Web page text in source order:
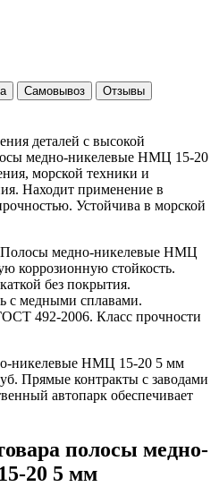
Самовывоз
Отзывы
деталей с высокой
медно-никелевые НМЦ 15-20
морской техники и
Находит применение в
Устойчива в морской
Полосы медно-никелевые НМЦ
коррозионную стойкость.
без покрытия.
с медными сплавами.
492-2006. Класс прочности
никелевые НМЦ 15-20 5 мм
Прямые контракты с заводами
автопарк обеспечивает
полосы медно-
20 5 мм